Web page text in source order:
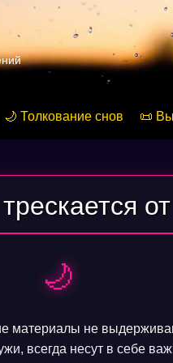
🌙 Толкование снов 📜
🌙
материалы не
всегда несут в себе